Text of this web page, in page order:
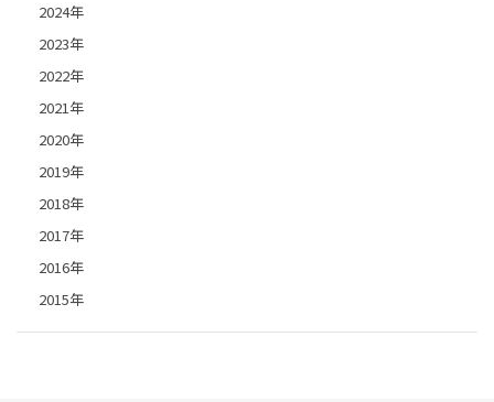
2024年
2023年
2022年
2021年
2020年
2019年
2018年
2017年
2016年
2015年